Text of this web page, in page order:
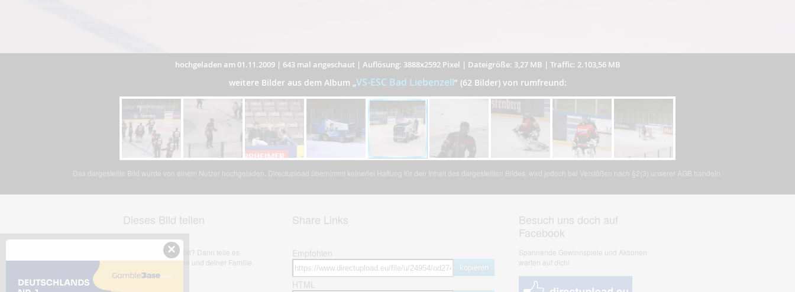
hochgeladen am 01.11.2009| 643 mal angeschaut| Auflösung: 3888x2592 Pixel | Dateigröße: 3,27 MB | Traffic: 2.103,56 MB
weitere Bilder aus dem Album „VS-ESC Bad Liebenzell” (62 Bilder) von rumfreund:
Das dargestellte Bild wurde von einem Nutzer hochgeladen. Directupload übernimmt keinerlei Haftung für den Inhalt des dargestellten Bildes, wird jedoch bei Verstößen nach §2(3) unserer AGB handeln.
Dieses Bild teilen
Dir gefällt dieses Bild? Dann teile es
mit deinen Freunden und deiner Familie.
Share Links
Empfohlen
kopieren
HTML
Besuch uns doch auf
Facebook
Spannende Gewinnspiele und Aktionen
warten auf dich!
×